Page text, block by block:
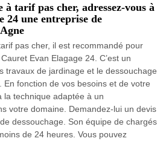
à tarif pas cher, adressez-vous à
24 une entreprise de
pas cher, il est recommandé pour
Evan Elagage 24. C’est un
travaux de jardinage et le dessouchage
En fonction de vos besoins et de votre
la technique adaptée à un
votre domaine. Demandez-lui un devis
dessouchage. Son équipe de chargés
de 24 heures. Vous pouvez